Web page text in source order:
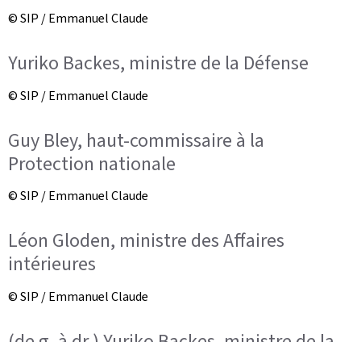
© SIP / Emmanuel Claude
Yuriko Backes, ministre de la Défense
© SIP / Emmanuel Claude
Guy Bley, haut-commissaire à la
Protection nationale
© SIP / Emmanuel Claude
Léon Gloden, ministre des Affaires
intérieures
© SIP / Emmanuel Claude